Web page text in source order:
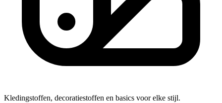
Kledingstoffen, decoratiestoffen en basics voor elke stijl.